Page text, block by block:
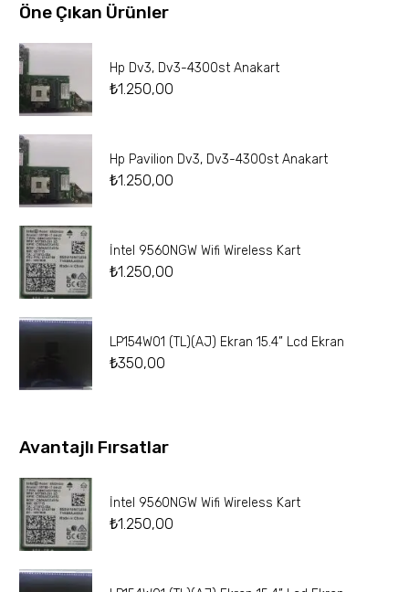
Öne Çıkan Ürünler
Hp Dv3, Dv3-4300st Anakart
₺1.250,00
Hp Pavilion Dv3, Dv3-4300st Anakart
₺1.250,00
İntel 9560NGW Wifi Wireless Kart
₺1.250,00
LP154W01 (TL)(AJ) Ekran 15.4” Lcd Ekran
₺350,00
Avantajlı Fırsatlar
İntel 9560NGW Wifi Wireless Kart
₺1.250,00